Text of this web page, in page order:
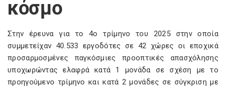
κόσμο
Στην έρευνα για το 4ο τρίμηνο του 2025 στην οποία
συμμετείχαν 40.533 εργοδότες σε 42 χώρες οι εποχικά
προσαρμοσμένες παγκόσμιες προοπτικές απασχόλησης
υποχωρώντας ελαφρά κατά 1 μονάδα σε σχέση με το
προηγούμενο τρίμηνο και κατά 2 μονάδες σε σύγκριση με